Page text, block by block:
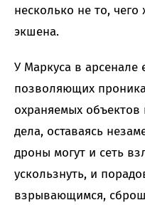
несколько не то,
экшена.
У Маркуса в арсенале
позволяющих
охраняемых
дела, оставаясь
дроны могут и сеть
ускользнуть, и
взрывающимся,